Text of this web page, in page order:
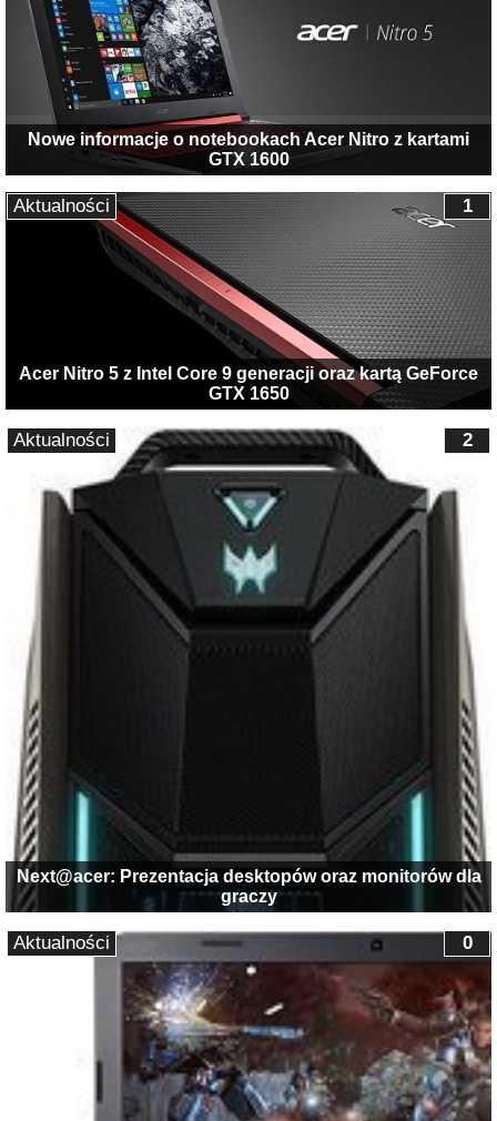
Nowe informacje o notebookach Acer Nitro z kartami
GTX 1600
Acer Nitro 5 z Intel Core 9 generacji oraz kartą GeForce
GTX 1650
1
Aktualności
Next@acer: Prezentacja desktopów oraz monitorów dla
graczy
2
Aktualności
0
Aktualności